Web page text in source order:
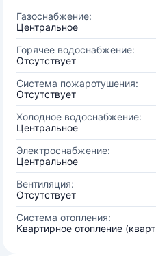
Газоснабжение:
Центральное
Горячее водоснабжение:
Отсутствует
Система пожаротушения:
Отсутствует
Холодное водоснабжение:
Центральное
Электроснабжение:
Центральное
Вентиляция:
Отсутствует
Система отопления:
Квартирное отопление